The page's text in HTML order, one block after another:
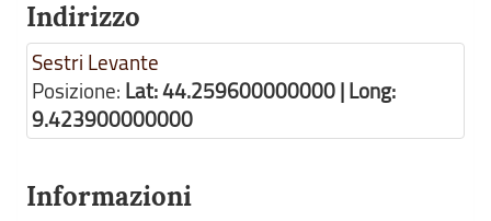
Indirizzo
Sestri Levante
Posizione: Lat: 44.259600000000 | Long:
9.423900000000
Informazioni